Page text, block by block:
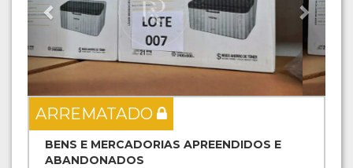
ARREMATADO
BENS E MERCADORIAS APREENDIDOS E
ABANDONADOS